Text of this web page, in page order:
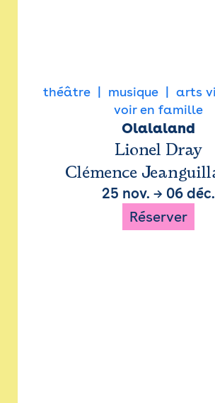
théâtre musique arts
voir en famille
Olalaland
Lionel Dray
Clémence
25 nov. → 06 déc.
Réserver